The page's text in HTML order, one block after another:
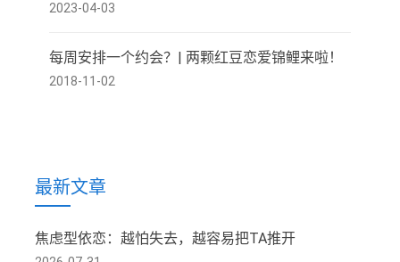
2023-04-03
每周安排一个约会？| 两颗红豆恋爱锦鲤来啦！
2018-11-02
最新文章
焦虑型依恋：越怕失去，越容易把TA推开